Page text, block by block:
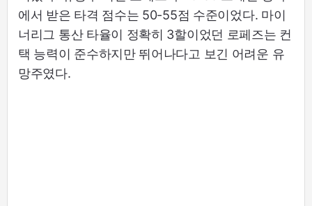
에서 받은 타격 점수는 50-55점 수준이었다. 마이
너리그 통산 타율이 정확히 3할이었던 로페즈는 컨
택 능력이 준수하지만 뛰어나다고 보긴 어려운 유
망주였다.